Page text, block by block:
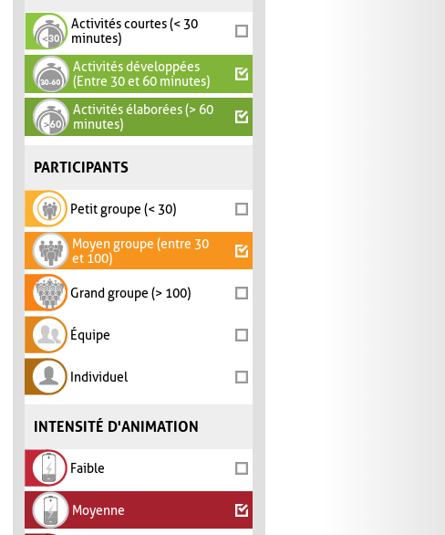
Activités courtes (< 30
minutes)
Activités développées
(Entre 30 et 60 minutes)
Activités élaborées (> 60
minutes)
PARTICIPANTS
Petit groupe (< 30)
Moyen groupe (entre 30
et 100)
Grand groupe (> 100)
Équipe
Individuel
INTENSITÉ D'ANIMATION
Faible
Moyenne